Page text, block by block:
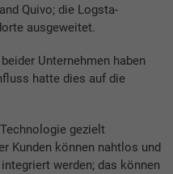
Quivo; die Logsta-
ausgeweitet.
Unternehmen haben
hatte dies auf die
gezielt
Kunden können nahtlos und
werden; das können